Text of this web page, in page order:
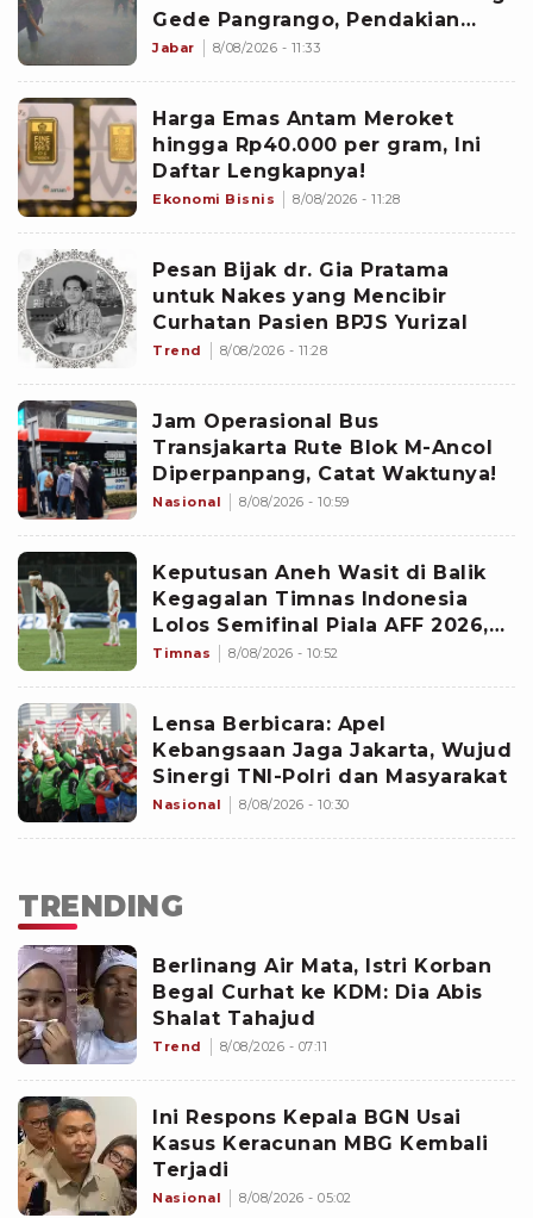
Gede Pangrango, Pendakian
Ditutup
Jabar 8/08/2026 - 11:33
Harga Emas Antam Meroket
hingga Rp40.000 per gram, Ini
Daftar Lengkapnya!
Ekonomi Bisnis 8/08/2026 - 11:28
Pesan Bijak dr. Gia Pratama
untuk Nakes yang Mencibir
Curhatan Pasien BPJS Yurizal
Trend 8/08/2026 - 11:28
Jam Operasional Bus
Transjakarta Rute Blok M-Ancol
Diperpanpang, Catat Waktunya!
Nasional 8/08/2026 - 10:59
Keputusan Aneh Wasit di Balik
Kegagalan Timnas Indonesia
Lolos Semifinal Piala AFF 2026,
Untungkan Singapura dan
Timnas 8/08/2026 - 10:52
Lensa Berbicara: Apel
Kebangsaan Jaga Jakarta, Wujud
Sinergi TNI-Polri dan Masyarakat
Nasional 8/08/2026 - 10:30
TRENDING
Berlinang Air Mata, Istri Korban
Begal Curhat ke KDM: Dia Abis
Shalat Tahajud
Trend 8/08/2026 - 07:11
Ini Respons Kepala BGN Usai
Kasus Keracunan MBG Kembali
Terjadi
Nasional 8/08/2026 - 05:02